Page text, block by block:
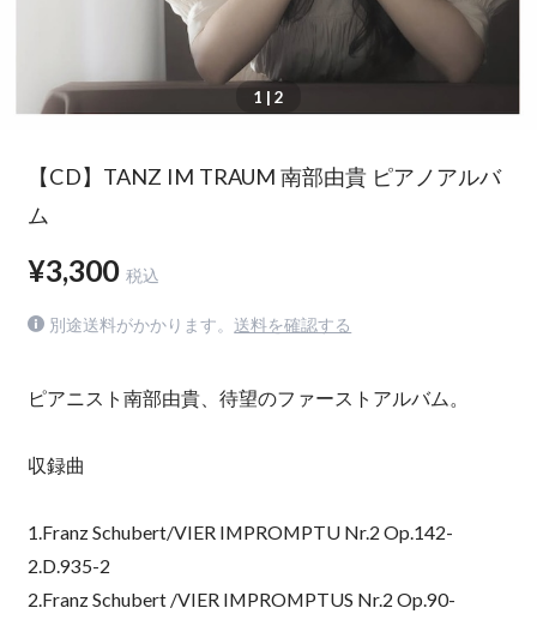
1 | 2
【CD】TANZ IM TRAUM 南部由貴 ピアノアルバ
ム
¥3,300 税込
別途送料がかかります。 送料を確認する
ピアニスト南部由貴、待望のファーストアルバム。
収録曲
1.Franz Schubert/VIER IMPROMPTU Nr.2 Op.142-
2.D.935-2
2.Franz Schubert /VIER IMPROMPTUS Nr.2 Op.90-